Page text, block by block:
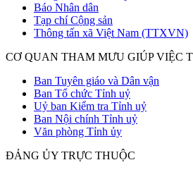
Báo Nhân dân
Tạp chí Cộng sản
Thông tấn xã Việt Nam (TTXVN)
CƠ QUAN THAM MƯU GIÚP VIỆC
Ban Tuyên giáo và Dân vận
Ban Tổ chức Tỉnh uỷ
Uỷ ban Kiểm tra Tỉnh uỷ
Ban Nội chính Tỉnh uỷ
Văn phòng Tỉnh ủy
ĐẢNG ỦY TRỰC THUỘC